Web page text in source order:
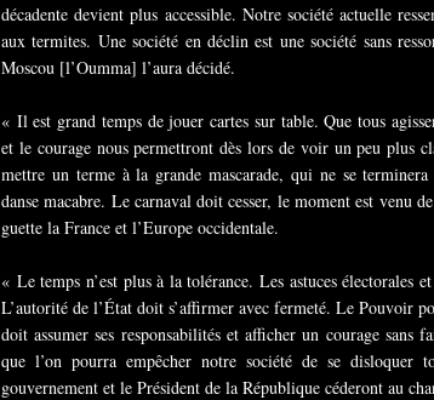
décadente devient plus accessible. Notre société actuelle
aux termites. Une société en déclin est une société sans
Moscou [l’Oumma] l’aura décidé.
« Il est grand temps de jouer cartes sur table. Que tous
et le courage nous permettront dès lors de voir un peu plus
mettre un terme à la grande mascarade, qui ne se
danse macabre. Le carnaval doit cesser, le moment est venu
guette la France et l’Europe occidentale.
« Le temps n’est plus à la tolérance. Les astuces électorales
L’autorité de l’État doit s’affirmer avec fermeté. Le Pouvoir
doit assumer ses responsabilités et afficher un courage
que l’on pourra empêcher notre société de se
gouvernement et le Président de la République céderont au